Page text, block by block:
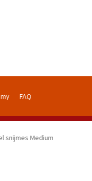
FAQ
snijmes Medium